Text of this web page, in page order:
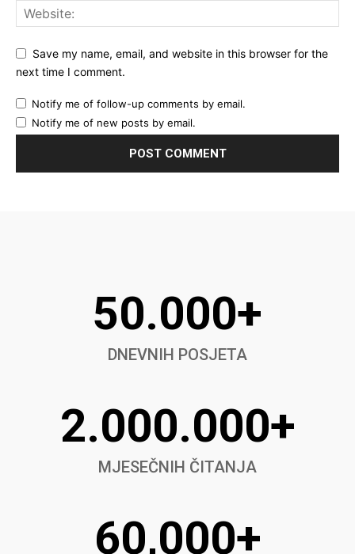
Save my name, email, and website in this browser for the
next time I comment.
Notify me of follow-up comments by email.
Notify me of new posts by email.
50.000+
DNEVNIH POSJETA
2.000.000+
MJESEČNIH ČITANJA
60,000+